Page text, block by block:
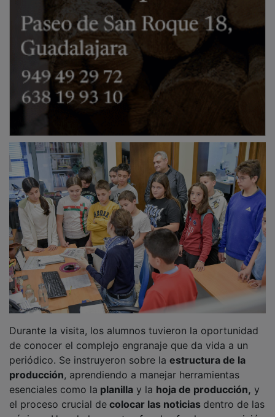
de conocer el complejo engranaje que da vida a un
periódico. Se instruyeron sobre la estructura de la
producción, aprendiendo a manejar herramientas
esenciales como laplanillay lahoja de producción,
el proceso crucial decolocar las noticiasdentro de las
páginas. Uno de los puntos focales fue la composición